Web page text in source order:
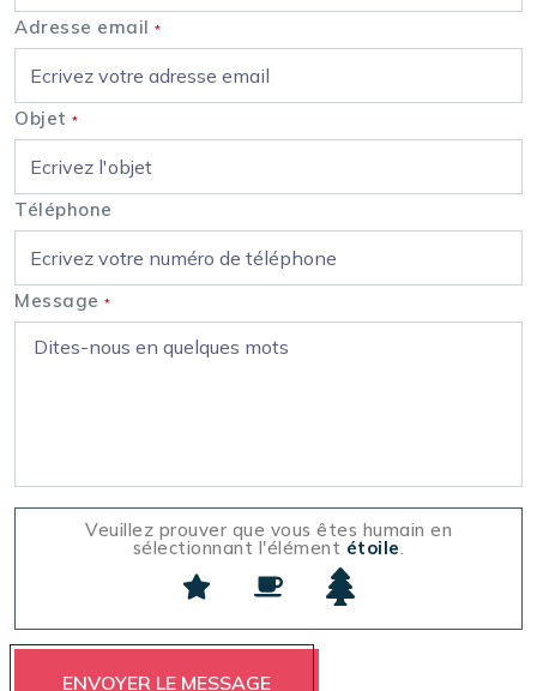
Adresse email *
Objet *
Téléphone
Message *
Veuillez prouver que vous êtes humain en
sélectionnant l'élément étoile.